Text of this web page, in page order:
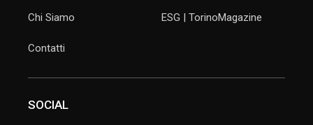
Chi Siamo
Contatti
ESG | TorinoMagazine
SOCIAL